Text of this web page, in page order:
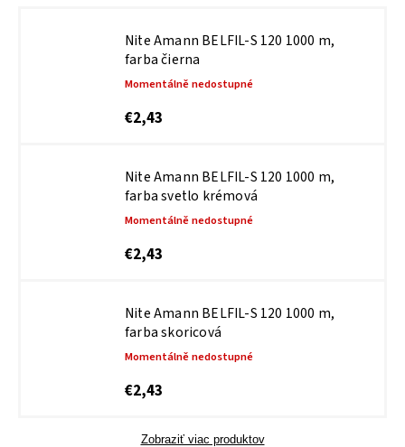
Nite Amann BELFIL-S 120 1000 m,
farba čierna
Momentálně nedostupné
€2,43
Nite Amann BELFIL-S 120 1000 m,
farba svetlo krémová
Momentálně nedostupné
€2,43
Nite Amann BELFIL-S 120 1000 m,
farba skoricová
Momentálně nedostupné
€2,43
Zobraziť viac produktov